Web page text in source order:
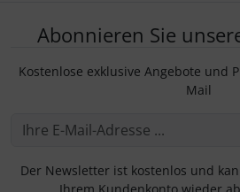
Abonnieren Sie
Kostenlose exklusive Angebote und
Mail
Der Newsletter ist kostenlos und